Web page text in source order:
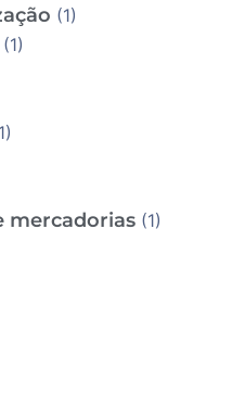
(1)
(1)
mercadorias (1)